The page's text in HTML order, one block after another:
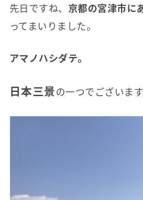
先日ですね、 京都の宮津市に
ってまいりました。
アマノハシダテ。
日本三景の一つでございます